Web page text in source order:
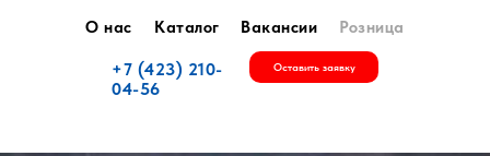
+7 (423) 210-
04-56
Оставить заявку
О нас Каталог Вакансии Розница